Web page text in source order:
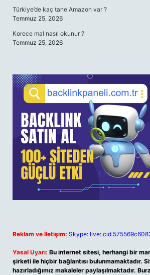
Türkiye’de kaç tane Amazon var ?
Temmuz 25, 2026
Korece mal nasıl okunur ?
Temmuz 25, 2026
Reklam ve İletişim: Skype:
Yasal Uyarı: Bu internet sitesi, herhangi bir
şirketi ile hiçbir bağlantısı bulunmamaktadır.
hazırladığımız makaleler paylaşılmaktadır.